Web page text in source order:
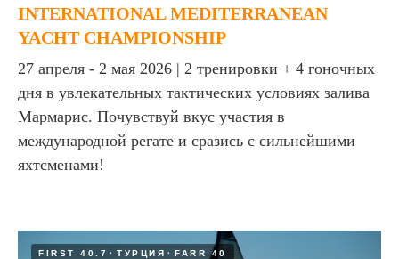
INTERNATIONAL MEDITERRANEAN
YACHT CHAMPIONSHIP
27 апреля - 2 мая 2026 | 2 тренировки + 4 гоночных
дня в увлекательных тактических условиях залива
Мармарис. Почувствуй вкус участия в
международной регате и сразись с сильнейшими
яхтсменами!
FIRST 40.7 ТУРЦИЯ FARR 40